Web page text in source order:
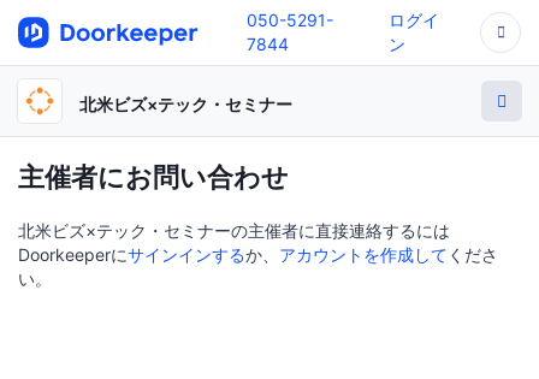
050-5291-
7844
ログイ
ン
北米ビズ×テック・セミナー
主催者にお問い合わせ
北米ビズ×テック・セミナーの主催者に直接連絡するには
Doorkeeperにサインインするか、 アカウントを作成して くださ
い。